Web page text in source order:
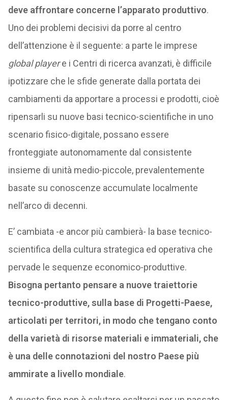
deve affrontare concerne l’apparato produttivo.
Uno dei problemi decisivi da porre al centro
dell’attenzione è il seguente: a parte le imprese
global playere i Centri di ricerca avanzati, è difficile
ipotizzare che le sfide generate dalla portata dei
cambiamenti da apportare a processi e prodotti, cioè
ripensarli su nuove basi tecnico-scientifiche in uno
scenario fisico-digitale, possano essere
fronteggiate autonomamente dal consistente
insieme di unità medio-piccole, prevalentemente
basate su conoscenze accumulate localmente
nell’arco di decenni.
E’ cambiata -e ancor più cambierà- la base tecnico-
scientifica della cultura strategica ed operativa che
pervade le sequenze economico-produttive.
Bisogna pertanto pensare a nuove traiettorie
tecnico-produttive, sulla base di Progetti-Paese,
articolati per territori, in modo che tengano conto
della varietà di risorse materiali e immateriali, che
è una delle connotazioni del nostro Paese più
ammirate a livello mondiale.